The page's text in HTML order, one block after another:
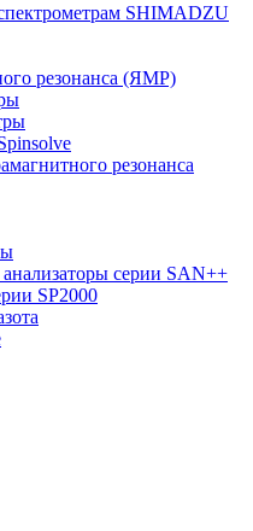
SHIMADZU
резонанса (ЯМР)
резонанса
серии SAN++
SP2000